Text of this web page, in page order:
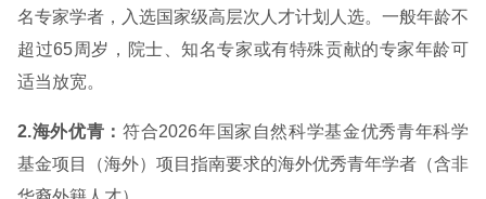
名专家学者，入选国家级高层次人才计划人选。一般年龄不
超过65周岁，院士、知名专家或有特殊贡献的专家年龄可
适当放宽。
2.海外优青： 符合2026年国家自然科学基金优秀青年科学
基金项目（海外）项目指南要求的海外优秀青年学者（含非